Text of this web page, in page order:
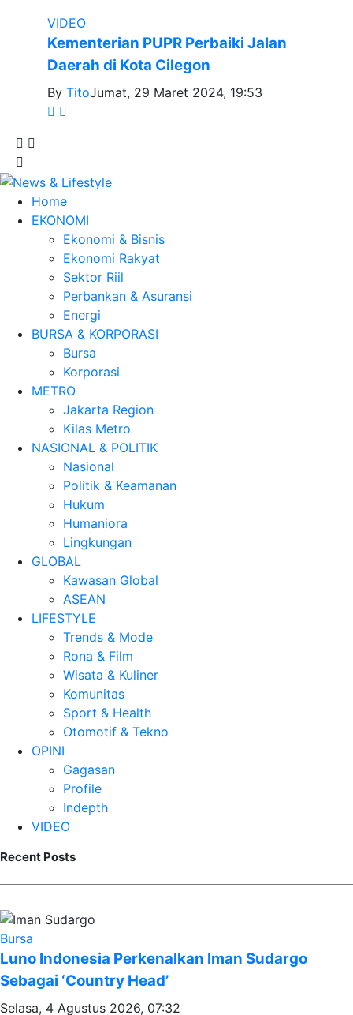
VIDEO
Kementerian PUPR Perbaiki Jalan
Daerah di Kota Cilegon
By TitoJumat, 29 Maret 2024, 19:53
Home
EKONOMI
Ekonomi & Bisnis
Ekonomi Rakyat
Sektor Riil
Perbankan & Asuransi
Energi
BURSA & KORPORASI
Bursa
Korporasi
METRO
Jakarta Region
Kilas Metro
NASIONAL & POLITIK
Nasional
Politik & Keamanan
Hukum
Humaniora
Lingkungan
GLOBAL
Kawasan Global
ASEAN
LIFESTYLE
Trends & Mode
Rona & Film
Wisata & Kuliner
Komunitas
Sport & Health
Otomotif & Tekno
OPINI
Gagasan
Profile
Indepth
VIDEO
Recent Posts
Bursa
Luno Indonesia Perkenalkan Iman Sudargo
Sebagai ‘Country Head’
Selasa, 4 Agustus 2026, 07:32